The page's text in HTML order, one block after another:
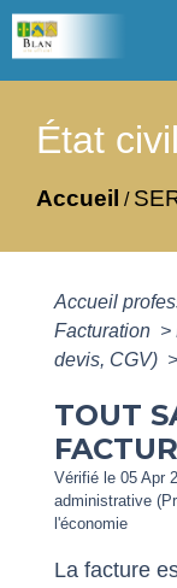
État civil
Accueil /
Accueil
Facturation >
devis, CGV) >
TOUT
Vérifié le 05 Apr
administrative
l'économie
La facture